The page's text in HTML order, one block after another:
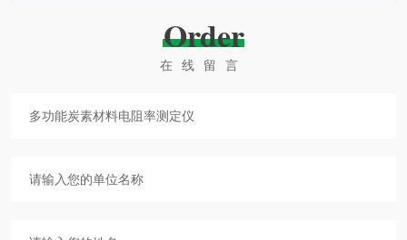
Order
在线留言